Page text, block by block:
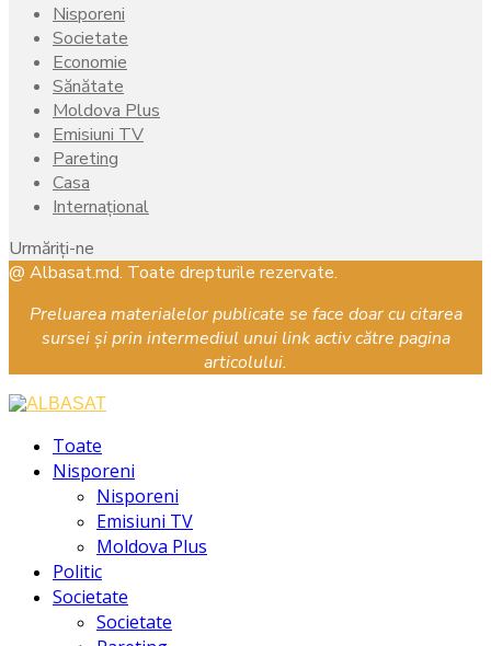
Nisporeni
Societate
Economie
Sănătate
Moldova Plus
Emisiuni TV
Pareting
Casa
Internațional
Urmăriți-ne
Facebook
Instagram
Youtube
@ Albasat.md. Toate drepturile rezervate.
Preluarea materialelor publicate se face doar cu citarea
sursei și prin intermediul unui link activ către pagina
articolului.
Toate
Nisporeni
Nisporeni
Emisiuni TV
Moldova Plus
Politic
Societate
Societate